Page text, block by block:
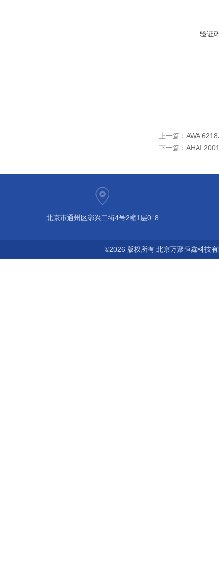
验证
上一篇： AWA
下一篇： AHAI
北京市通州区漷兴二街4号2幢1层018
©2026 版权所有 北京万聚恒鑫科技